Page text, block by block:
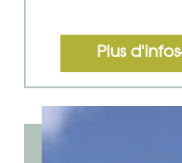
Plus d'infos